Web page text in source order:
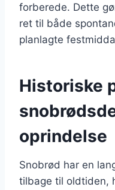
forberede. Dette
ret til både
planlagte
Historiske
oprindelse
Snobrød har en
tilbage til oldtiden,